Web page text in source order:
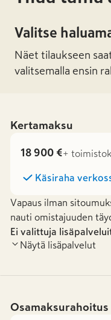
Valitse
Näet tilaukseen
valitsemalla ensin
Kertamaksu
18 900 €+
Käsiraha
Vapaus ilman
nauti omistajuuden
Ei valittuja
Näytä lisäpalvelut
Osamaksurahoitus